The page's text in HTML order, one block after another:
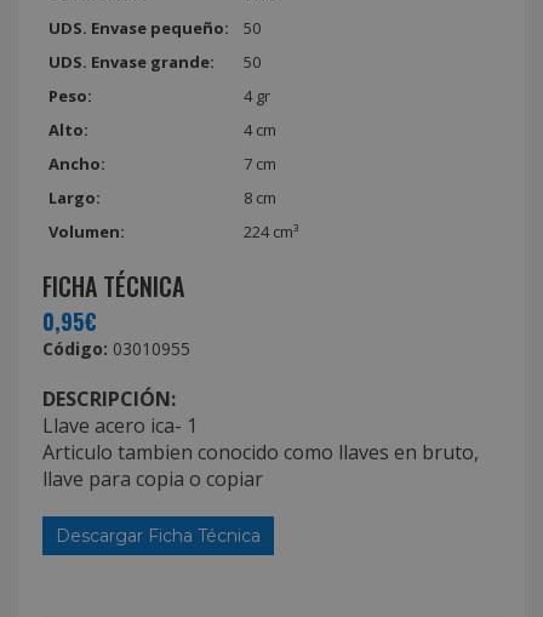
UDS. Envase pequeño:
50
UDS. Envase grande:
50
Peso:
4 gr
Alto:
4 cm
Ancho:
7 cm
Largo:
8 cm
Volumen:
224 cm³
FICHA TÉCNICA
0,95€
Código: 03010955
DESCRIPCIÓN:
Llave acero ica- 1
Articulo tambien conocido como llaves en bruto,
llave para copia o copiar
Descargar Ficha Técnica